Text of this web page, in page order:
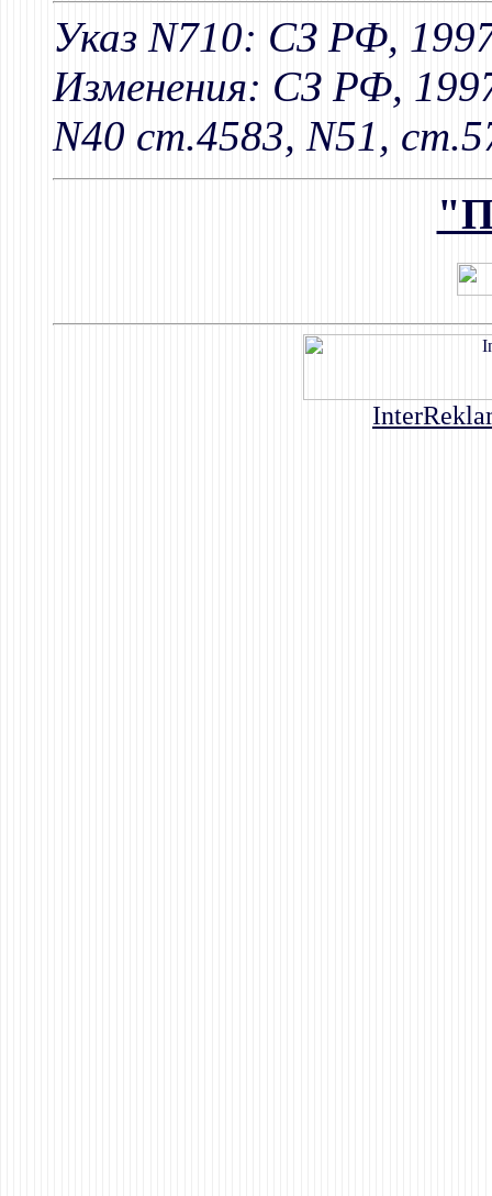
Указ N710: СЗ РФ,
Изменения: СЗ РФ,
N40 ст.4583, N51,